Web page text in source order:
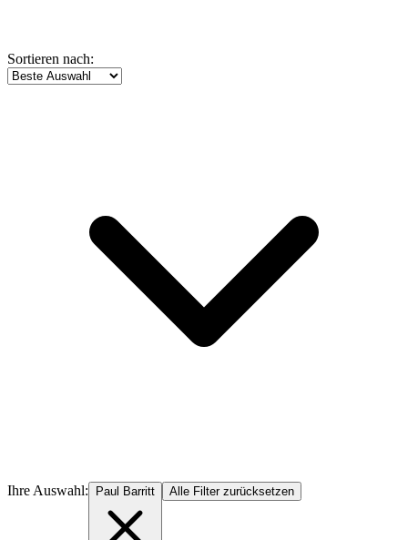
Sortieren nach:
Ihre Auswahl: Paul Barritt Alle Filter zurücksetzen